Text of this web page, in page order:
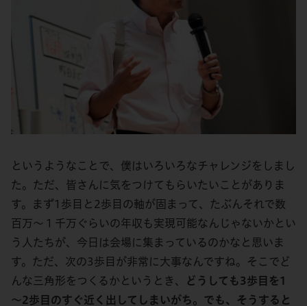
というようなことで、僕はいろいろなチャレンジをしまし
た。ただ、皆さんに気をつけてもらいたいことがありま
す。まず1歩目と2歩目の軸が固まって、たぶんそれで数
百万～１千万ぐらいの年収も実現可能なんじゃないかとい
う人たちが、今日は会場に集まっているのかなと思いま
す。ただ、次の3歩目が非常に大事なんですね。そこでど
んな三角形をつくるかというとき、
どうしても3歩目を1
～2歩目のすぐ近く出してしまいがち。でも、そうすると